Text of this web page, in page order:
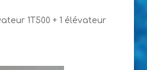
1T500 + 1 élévateur